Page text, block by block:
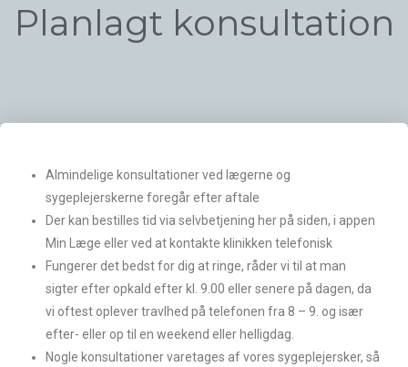
Planlagt konsultation
Almindelige konsultationer ved lægerne og
sygeplejerskerne foregår efter aftale
Der kan bestilles tid via selvbetjening her på siden, i appen
Min Læge eller ved at kontakte klinikken telefonisk
Fungerer det bedst for dig at ringe, råder vi til at man
sigter efter opkald efter kl. 9.00 eller senere på dagen, da
vi oftest oplever travlhed på telefonen fra 8 – 9. og især
efter- eller op til en weekend eller helligdag.
Nogle konsultationer varetages af vores sygeplejersker, så